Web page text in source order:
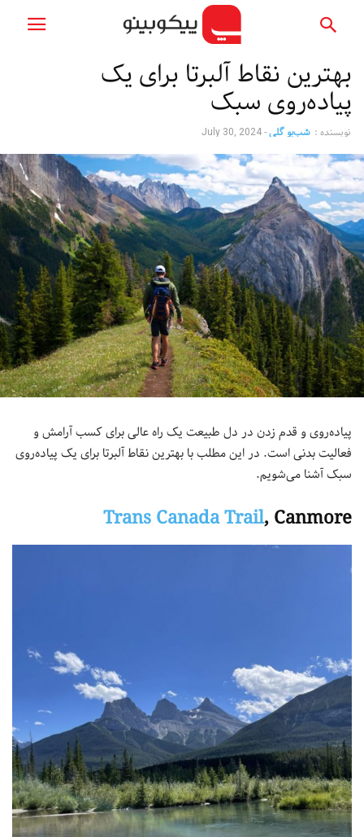
بهترین نقاط آلبرتا برای یک
پیاده‌روی سبک
نویسنده : شب‌بو گلی-
July 30, 2024
پیاده‌روی و قدم زدن در دل طبیعت یک راه عالی برای کسب آرامش و
فعالیت بدنی است. در این مطلب با بهترین نقاط آلبرتا برای یک پیاده‌روی
سبک آشنا می‌شویم.
Trans Canada Trail, Canmore